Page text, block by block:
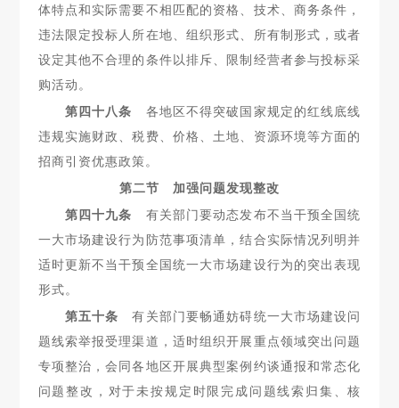
体特点和实际需要不相匹配的资格、技术、商务条件，
违法限定投标人所在地、组织形式、所有制形式，或者
设定其他不合理的条件以排斥、限制经营者参与投标采
购活动。
第四十八条 各地区不得突破国家规定的红线底线
违规实施财政、税费、价格、土地、资源环境等方面的
招商引资优惠政策。
第二节 加强问题发现整改
第四十九条 有关部门要动态发布不当干预全国统
一大市场建设行为防范事项清单，结合实际情况列明并
适时更新不当干预全国统一大市场建设行为的突出表现
形式。
第五十条 有关部门要畅通妨碍统一大市场建设问
题线索举报受理渠道，适时组织开展重点领域突出问题
专项整治，会同各地区开展典型案例约谈通报和常态化
问题整改，对于未按规定时限完成问题线索归集、核